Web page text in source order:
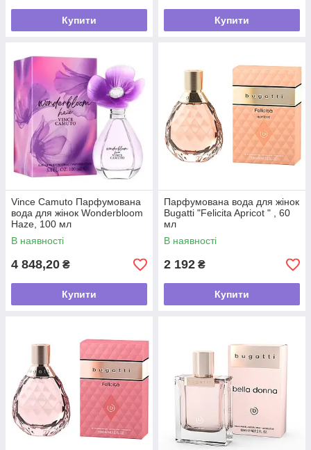
Купити Купити
Vince Camuto Парфумована
вода для жінок Wonderbloom
Haze, 100 мл
В наявності
4 848,20 ₴
Купити
Парфумована вода для жінок
Bugatti "Felicita Apricot " , 60
мл
В наявності
2 192 ₴
Купити